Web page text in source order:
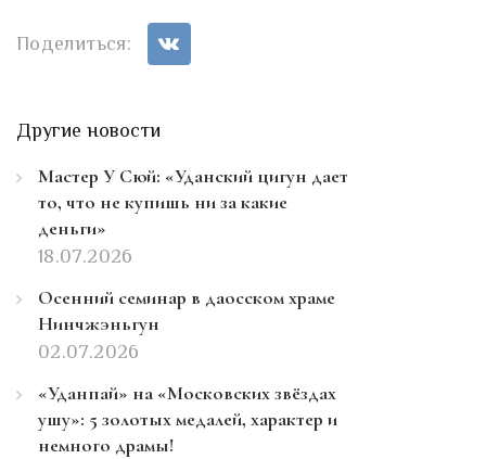
Поделиться:
Другие новости
Мастер У Сюй: «Уданский цигун дает
то, что не купишь ни за какие
деньги»
18.07.2026
Осенний семинар в даосском храме
Нинчжэньгун
02.07.2026
«Уданпай» на «Московских звёздах
ушу»: 5 золотых медалей, характер и
немного драмы!